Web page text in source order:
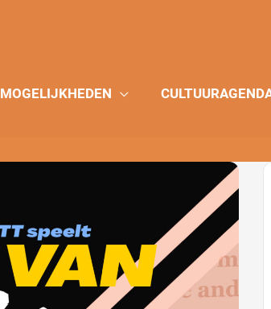
MOGELIJKHEDEN